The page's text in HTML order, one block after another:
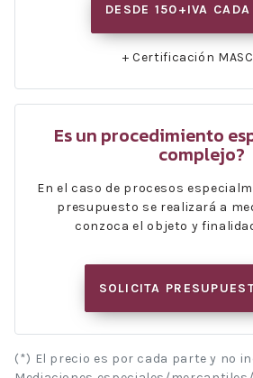
DESDE 150+IVA CADA
+ Certificación
Es un procedimiento
complejo?
En el caso de procesos
presupuesto se realizará a
conzoca el objeto y
SOLICITA
(*) El precio es por cada parte y no